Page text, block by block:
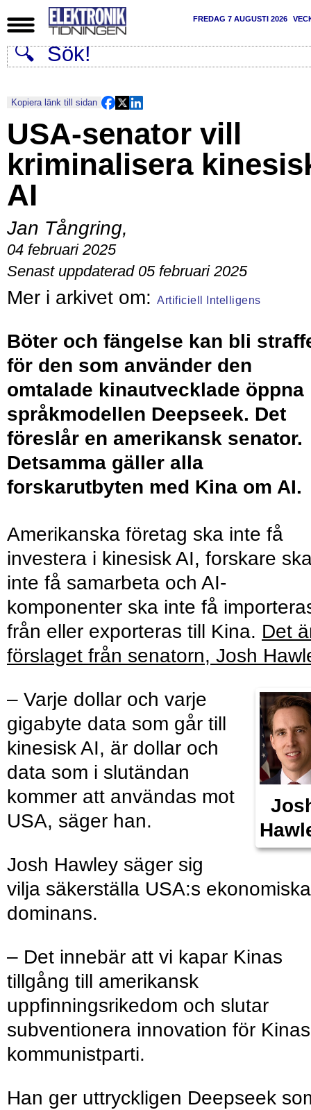
FREDAG 7 AUGUSTI 2026
Kopiera länk till sidan
USA-senator vill
kriminalisera
AI
Jan Tångring,
04 februari 2025
Senast uppdaterad 05 februari 2025
Artificiell Intelligens
Böter och fängelse kan bli
för den som använder den
omtalade kinautvecklade öppna
språkmodellen Deepseek. Det
föreslår en amerikansk senator.
Detsamma gäller alla
forskarutbyten med Kina om AI.
Amerikanska företag ska inte få
investera i kinesisk AI, forskare
inte få samarbeta och AI-
komponenter ska inte få
från eller exporteras till Kina. Det
förslaget från senatorn, Josh
– Varje dollar och varje
gigabyte data som går till
kinesisk AI, är dollar och
data som i slutändan
kommer att användas mot
USA, säger han.
Josh Hawley säger sig
vilja säkerställa USA:s ekonomiska
dominans.
– Det innebär att vi kapar Kinas
tillgång till amerikansk
uppfinningsrikedom och slutar
subventionera innovation för Kinas
kommunistparti.
Han ger uttryckligen Deepseek